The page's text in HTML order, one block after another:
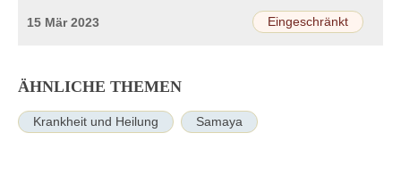
Eingeschränkt
15 Mär 2023
ÄHNLICHE THEMEN
Krankheit und Heilung Samaya